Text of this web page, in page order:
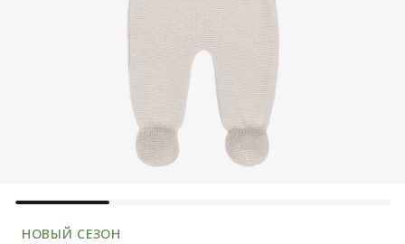
НОВЫЙ СЕЗОН